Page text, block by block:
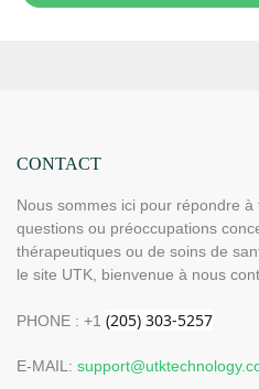
CONTACT
Nous sommes ici pour répondre à
questions ou préoccupations
thérapeutiques ou de soins de
le site UTK, bienvenue à nous
PHONE : +1
E-MAIL: